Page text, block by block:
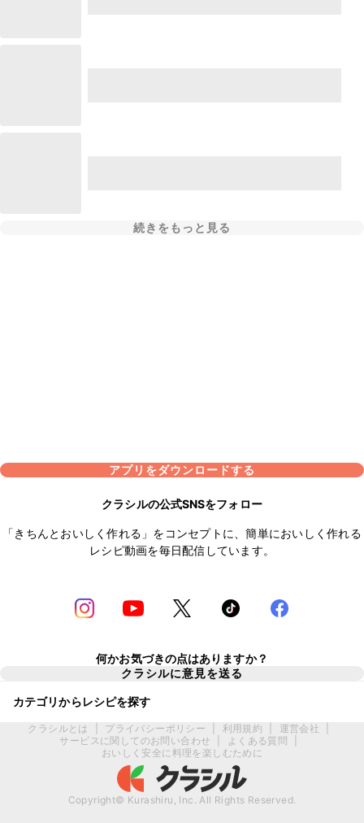
続きをもっと見る
アプリをダウンロードする
クラシルの公式SNSをフォロー
「きちんとおいしく作れる」をコンセプトに、簡単においしく作れる
レシピ動画を毎日配信しています。
何かお気づきの点はありますか？
クラシルに意見を送る
カテゴリからレシピを探す
クラシルとは プライバシーポリシー 利用規約 運営会社
サービスに関してのお問い合わせ
よくある質問
おいしく安全に料理を楽しむために
Copyright© Kurashiru, Inc. All Rights Reserved.